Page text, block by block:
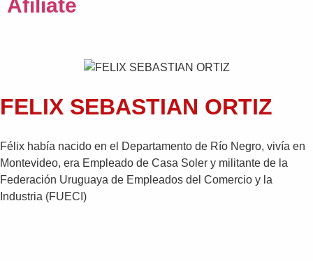
Afiliate
FELIX SEBASTIAN ORTIZ
Félix había nacido en el Departamento de Río Negro, vivía en
Montevideo, era Empleado de Casa Soler y militante de la
Federación Uruguaya de Empleados del Comercio y la
Industria (FUECI)